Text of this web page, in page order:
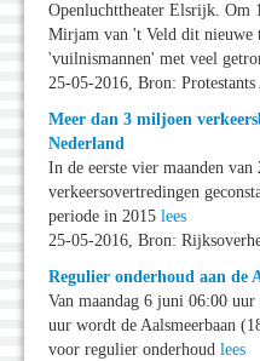
Openluchttheater Elsrijk. Om
Mirjam van 't Veld dit nieuwe
'vuilnismannen' met veel
25-05-2016, Bron: Protestants
Meer dan 3 miljoen
Nederland
In de eerste vier maanden
verkeersovertredingen
periode in 2015 lees
25-05-2016, Bron:
Regulier onderhoud aan de
Van maandag 6 juni 06:00
uur wordt de Aalsmeerbaan
voor regulier onderhoud lees